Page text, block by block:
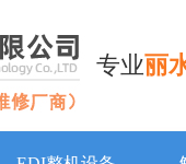
专业丽